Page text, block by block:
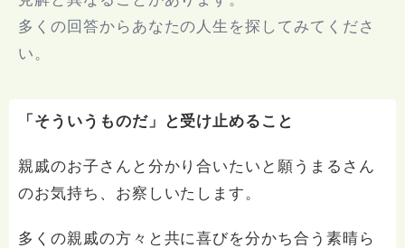
多くの回答からあなたの人生を探してみてくださ
い。
「そういうものだ」と受け止めること
親戚のお子さんと分かり合いたいと願うまるさん
のお気持ち、お察しいたします。
多くの親戚の方々と共に喜びを分かち合う素晴ら